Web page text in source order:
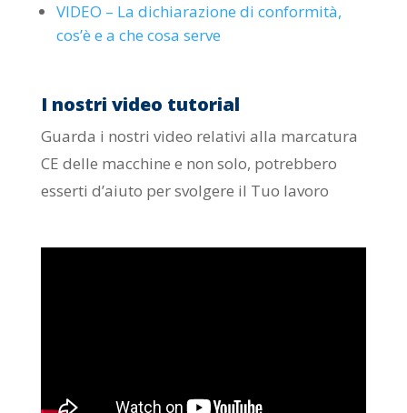
VIDEO – La dichiarazione di conformità,
cos’è e a che cosa serve
I nostri video tutorial
Guarda i nostri video relativi alla marcatura
CE delle macchine e non solo, potrebbero
esserti d’aiuto per svolgere il Tuo lavoro